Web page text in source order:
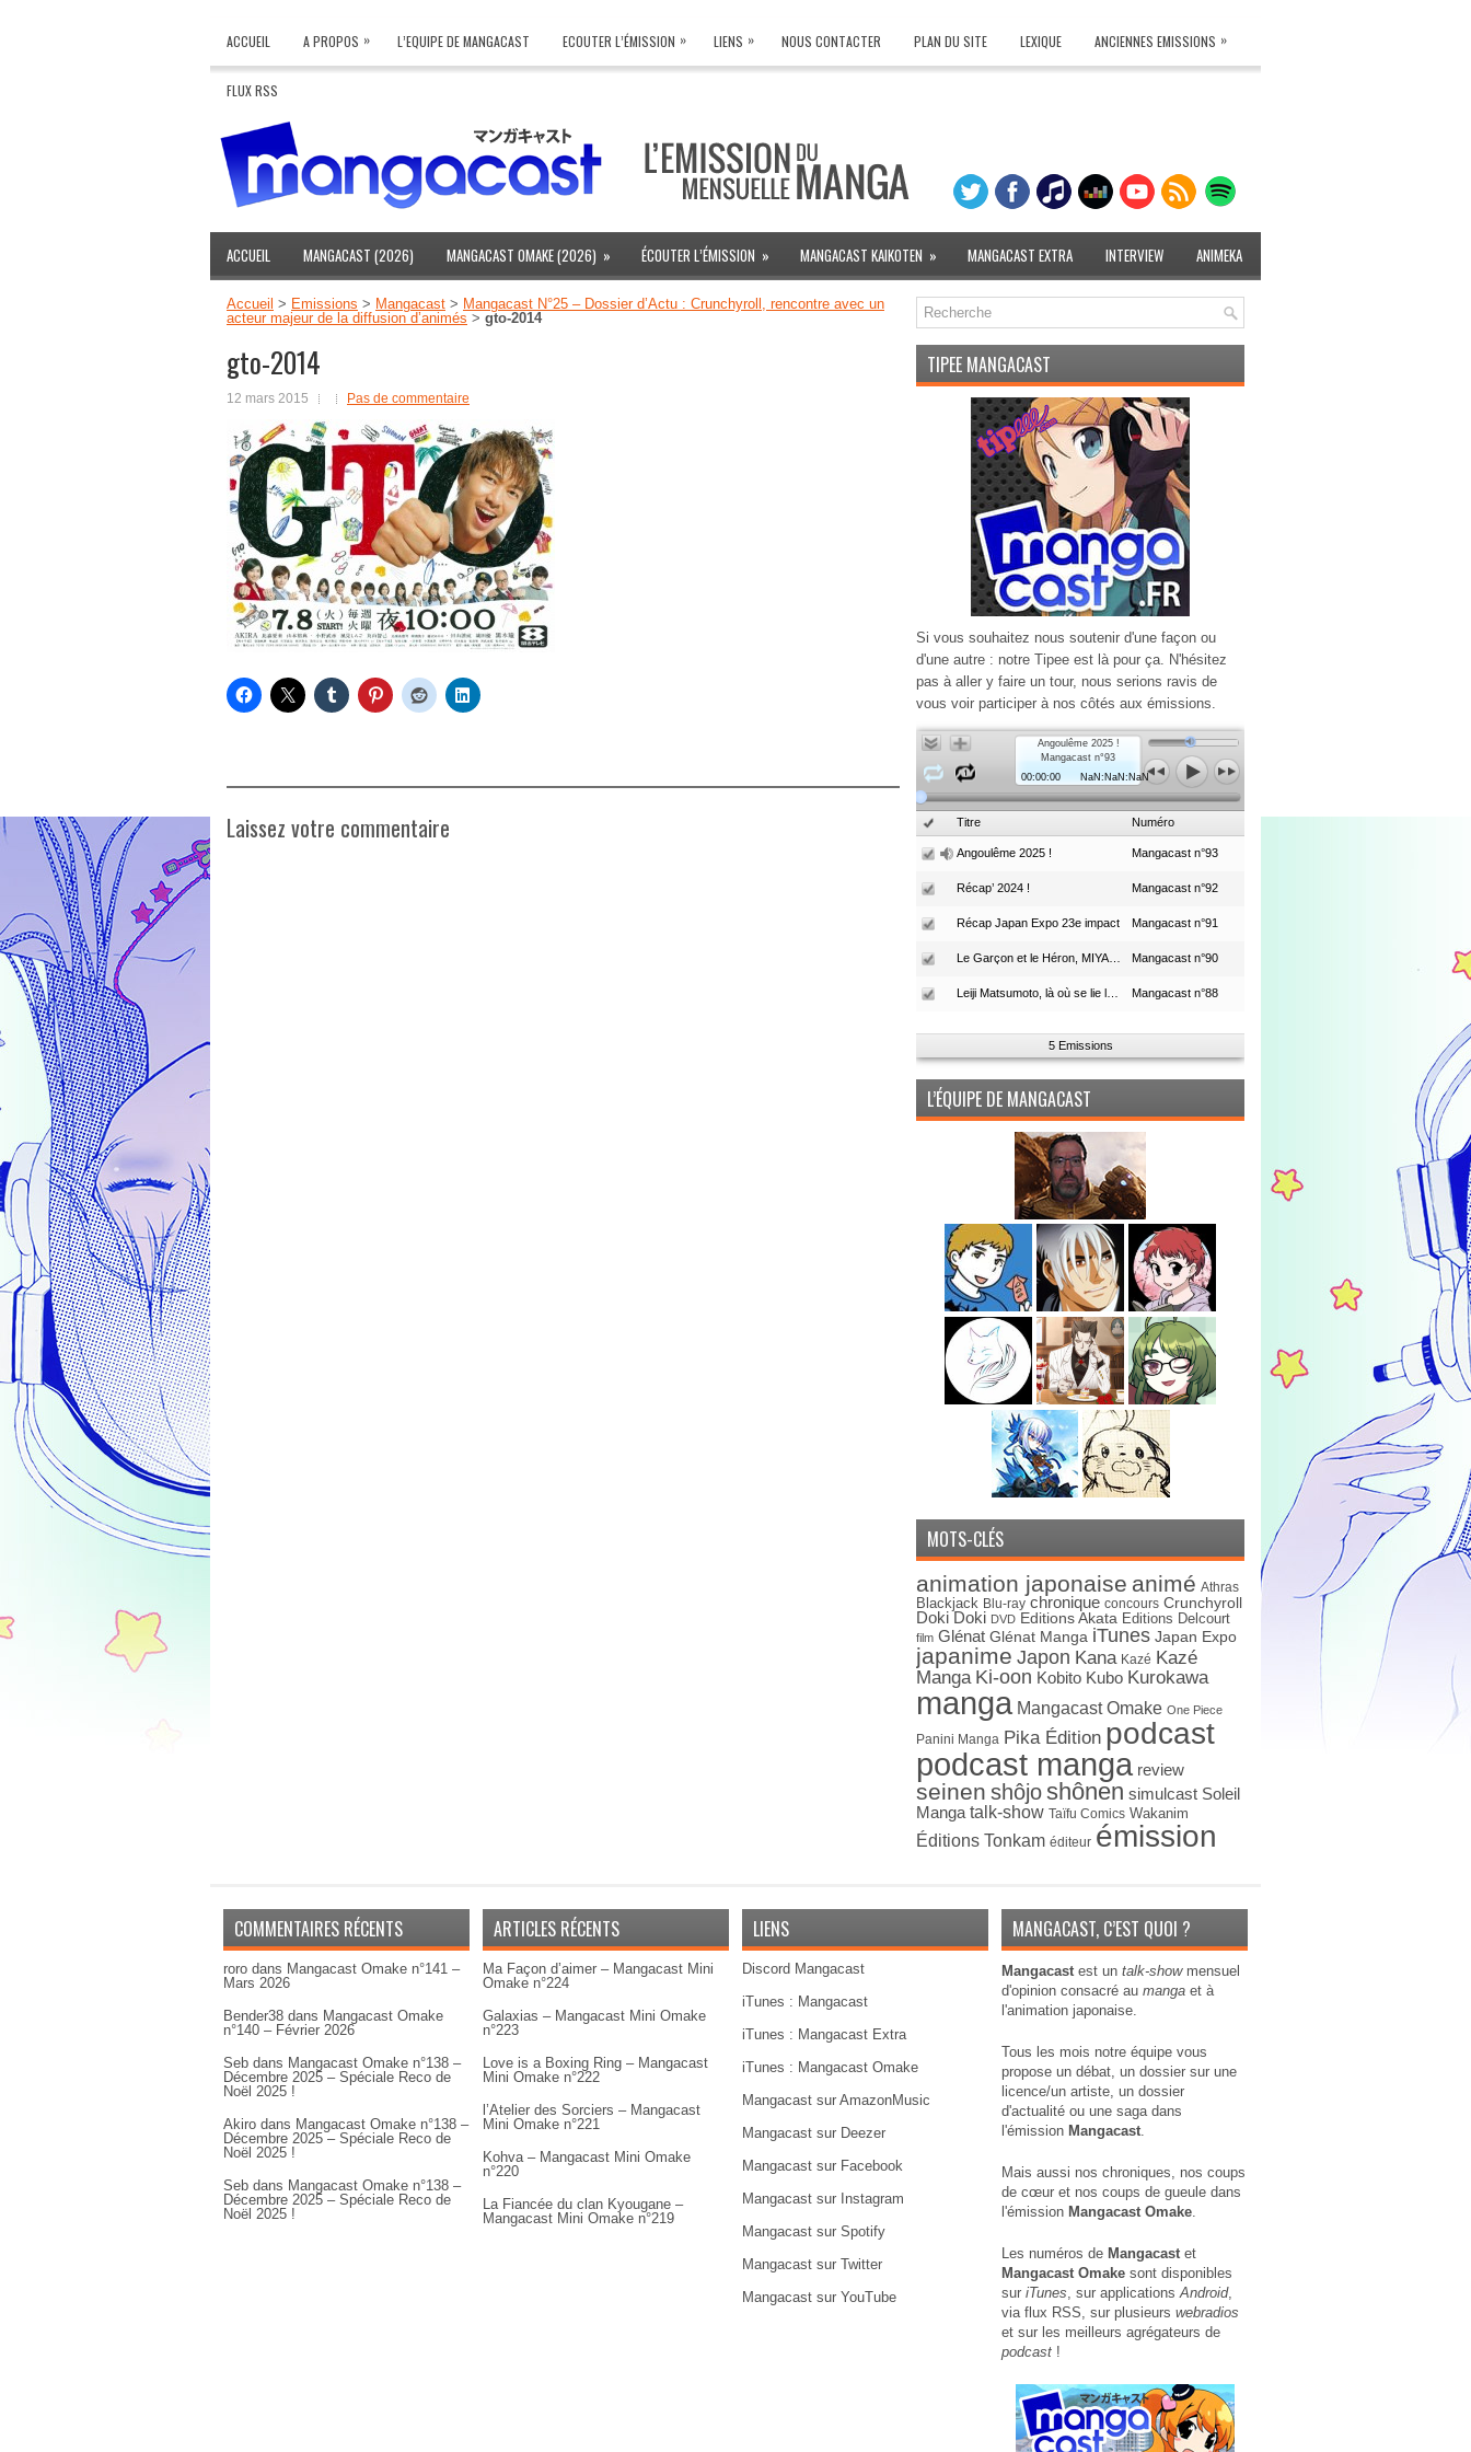
ACCUEIL A PROPOS » L’EQUIPE DE MANGACAST ECOUTER L’ÉMISSION » LIENS » NOUS CONTACTER PLAN DU SITE LEXIQUE ANCIENNES EMISSIONS »
FLUX RSS
ACCUEIL MANGACAST (2026) MANGACAST OMAKE (2026) » ÉCOUTER L’ÉMISSION » MANGACAST KAIKOTEN » MANGACAST EXTRA INTERVIEW ANIMEKA
Accueil > Emissions > Mangacast > Mangacast N°25 – Dossier d’Actu : Crunchyroll, rencontre avec un
acteur majeur de la diffusion d’animés > gto-2014
gto-2014
12 mars 2015 Pas de commentaire
Laissez votre commentaire
TIPEE MANGACAST
Si vous souhaitez nous soutenir d'une façon ou
d'une autre : notre Tipee est là pour ça. N'hésitez
pas à aller y faire un tour, nous serions ravis de
vous voir participer à nos côtés aux émissions.
Angoulême 2025 !
Mangacast n°93
00:00:00
NaN:NaN:NaN
Titre Numéro
Angoulême 2025 ! Mangacast n°93
Récap’ 2024 ! Mangacast n°92
Récap Japan Expo 23e impact Mangacast n°91
Mangacast n°90
Mangacast n°88
5 Emissions
L’ÉQUIPE DE MANGACAST
MOTS-CLÉS
animation japonaise animé Athras
Blackjack Blu-ray chronique concours Crunchyroll
Doki Doki DVD Editions Akata Editions Delcourt
film Glénat Glénat Manga iTunes Japan Expo
japanime Japon Kana Kazé Kazé
Manga Ki-oon Kobito Kubo Kurokawa
manga Mangacast Omake One Piece
Panini Manga Pika Édition podcast
podcast manga review
seinen shôjoshônen simulcast Soleil
Manga talk-show Taïfu Comics Wakanim
Éditions Tonkam éditeur émission
COMMENTAIRES RÉCENTS
roro dans Mangacast Omake n°141 –
Mars 2026
Bender38 dans Mangacast Omake
n°140 – Février 2026
Seb dans Mangacast Omake n°138 –
Décembre 2025 – Spéciale Reco de
Noël 2025 !
Akiro dans Mangacast Omake n°138 –
Décembre 2025 – Spéciale Reco de
Noël 2025 !
Seb dans Mangacast Omake n°138 –
Décembre 2025 – Spéciale Reco de
Noël 2025 !
ARTICLES RÉCENTS
Ma Façon d’aimer – Mangacast Mini
Omake n°224
Galaxias – Mangacast Mini Omake
n°223
Love is a Boxing Ring – Mangacast
Mini Omake n°222
l’Atelier des Sorciers – Mangacast
Mini Omake n°221
Kohva – Mangacast Mini Omake
n°220
La Fiancée du clan Kyougane –
Mangacast Mini Omake n°219
LIENS
Discord Mangacast
iTunes : Mangacast
iTunes : Mangacast Extra
iTunes : Mangacast Omake
Mangacast sur AmazonMusic
Mangacast sur Deezer
Mangacast sur Facebook
Mangacast sur Instagram
Mangacast sur Spotify
Mangacast sur Twitter
Mangacast sur YouTube
MANGACAST, C’EST QUOI ?
Mangacastest un talk-showmensuel
d'opinion consacré au manga et à
l'animation japonaise.
Tous les mois notre équipe vous
propose un débat, un dossier sur une
licence/un artiste, un dossier
d'actualité ou une saga dans
l'émission Mangacast.
Mais aussi nos chroniques, nos coups
de cœur et nos coups de gueule dans
l'émission Mangacast Omake.
Les numéros de Mangacastet
Mangacast Omake sont disponibles
sur iTunes, sur applicationsAndroid,
via flux RSS, sur plusieurs webradios
et sur les meilleurs agrégateurs de
podcast !